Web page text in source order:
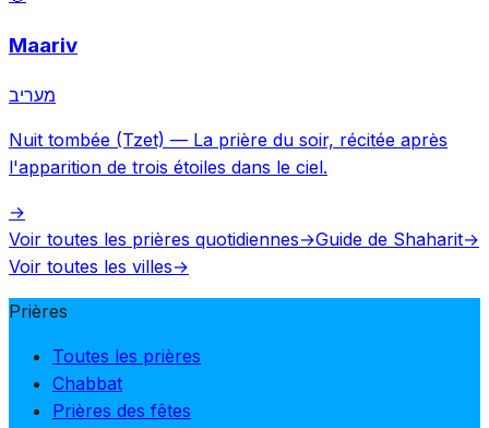
Maariv
מעריב
Nuit tombée (Tzet) — La prière du soir, récitée après
l'apparition de trois étoiles dans le ciel.
→
Voir toutes les prières quotidiennes→Guide de Shaharit→
Voir toutes les villes→
Prières
Toutes les prières
Chabbat
Prières des fêtes